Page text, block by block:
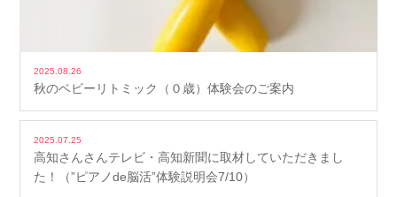
2025.08.26
秋のベビーリトミック（０歳）体験会のご案内
2025.07.25
高知さんさんテレビ・高知新聞に取材していただきまし
た！（”ピアノde脳活”体験説明会7/10）